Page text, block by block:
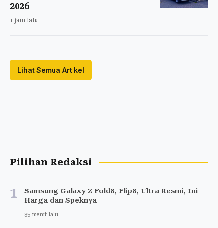
2026
1 jam lalu
Lihat Semua Artikel
Pilihan Redaksi
1
Samsung Galaxy Z Fold8, Flip8, Ultra Resmi, Ini
Harga dan Speknya
35 menit lalu